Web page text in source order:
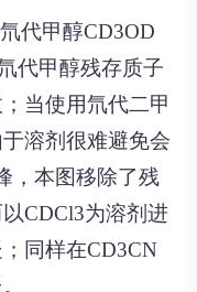
代甲醇CD3OD
代甲醇残存质子
当使用氘代二甲
溶剂很难避免会
，本图移除了残
CDCl3为溶剂进
同样在CD3CN